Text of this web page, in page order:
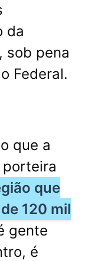
da
sob pena
Federal.
que a
que
120 mil
gente
é